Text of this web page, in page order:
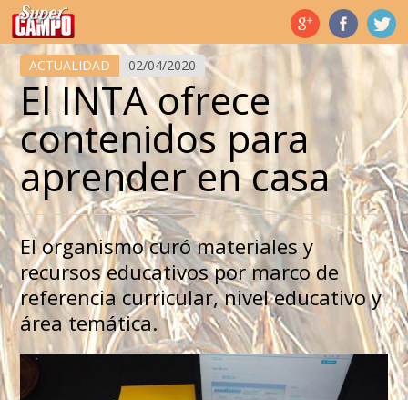
Temas de hoy
ACTUALIDAD 02/04/2020
El INTA ofrece
contenidos para
aprender en casa
El organismo curó materiales y
recursos educativos por marco de
referencia curricular, nivel educativo y
área temática.